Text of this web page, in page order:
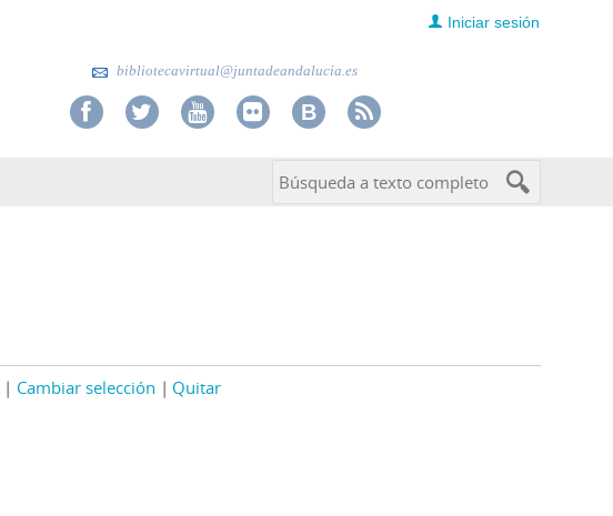
Iniciar sesión
bibliotecavirtual@juntadeandalucia.es
Cambiar selección Quitar